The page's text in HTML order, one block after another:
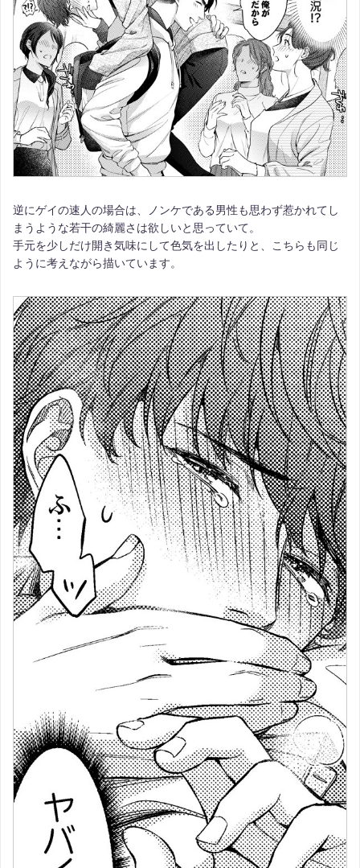
逆にゲイの速人の場合は、ノンケである男性も思わず惹かれてし
まうような若干の綺麗さは欲しいと思っていて。
手元を少しだけ開き気味にして色気を出したりと、こちらも同じ
ように考えながら描いています。